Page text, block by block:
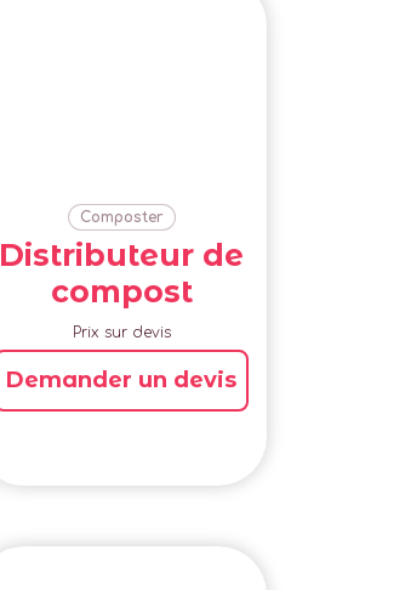
Composter
Distributeur de
compost
Prix sur devis
Demander un devis